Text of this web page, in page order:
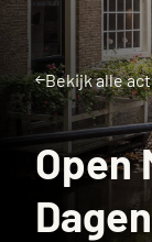
Over
Bekijk alle
Open
Dagen